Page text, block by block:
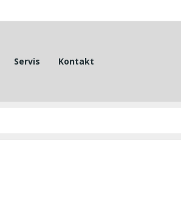
Servis Kontakt